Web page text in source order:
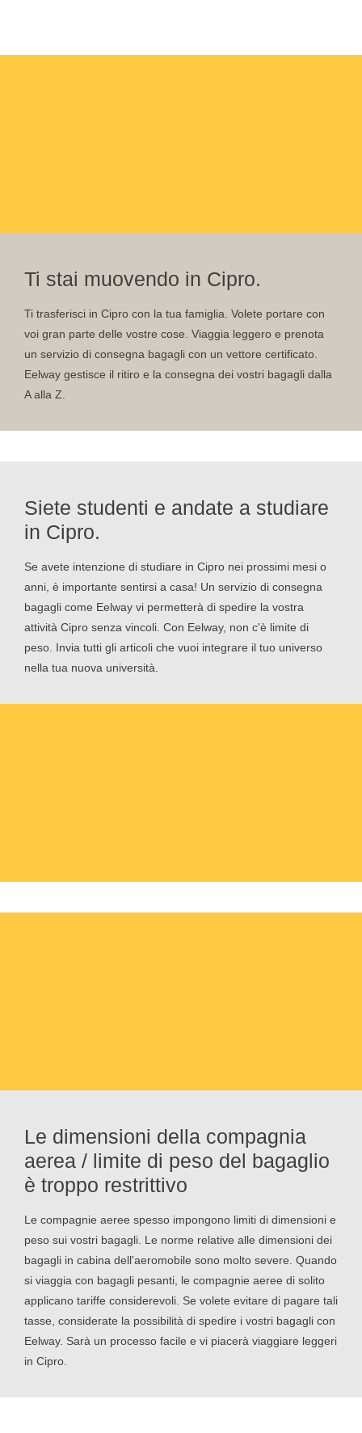
Ti stai muovendo in Cipro.
Ti trasferisci in Cipro con la tua famiglia. Volete portare con
voi gran parte delle vostre cose. Viaggia leggero e prenota
un servizio di consegna bagagli con un vettore certificato.
Eelway gestisce il ritiro e la consegna dei vostri bagagli dalla
A alla Z.
Siete studenti e andate a studiare
in Cipro.
Se avete intenzione di studiare in Cipro nei prossimi mesi o
anni, è importante sentirsi a casa! Un servizio di consegna
bagagli come Eelway vi permetterà di spedire la vostra
attività Cipro senza vincoli. Con Eelway, non c'è limite di
peso. Invia tutti gli articoli che vuoi integrare il tuo universo
nella tua nuova università.
Le dimensioni della compagnia
aerea / limite di peso del bagaglio
è troppo restrittivo
Le compagnie aeree spesso impongono limiti di dimensioni e
peso sui vostri bagagli. Le norme relative alle dimensioni dei
bagagli in cabina dell'aeromobile sono molto severe. Quando
si viaggia con bagagli pesanti, le compagnie aeree di solito
applicano tariffe considerevoli. Se volete evitare di pagare tali
tasse, considerate la possibilità di spedire i vostri bagagli con
Eelway. Sarà un processo facile e vi piacerà viaggiare leggeri
in Cipro.